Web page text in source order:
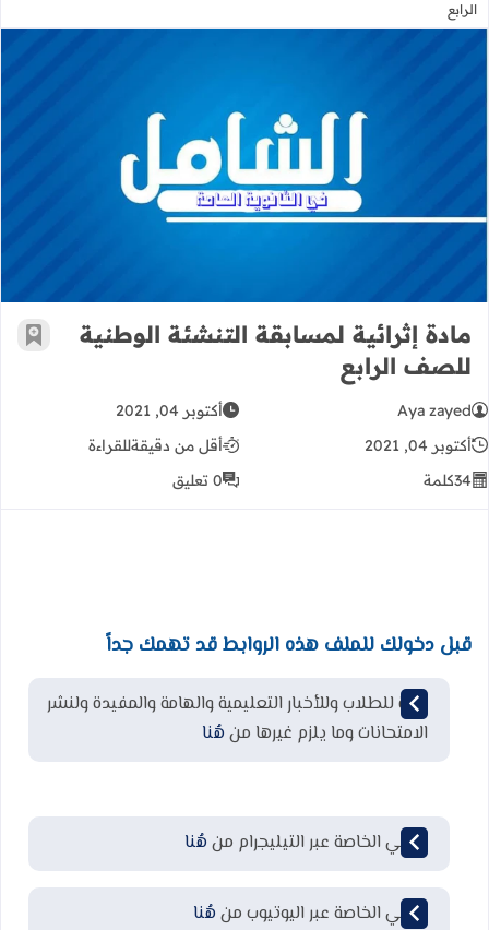
الرابع
مادة إثرائية لمسابقة التنشئة
مادة إثرائية لمسابقة التنشئة الوطنية
للصف الرابع
أضف
Aya zayed
أكتوبر 04, 2021
أكتوبر 04, 2021
أقل من دقيقةللقراءة
34كلمة 0 تعليق
قبل دخولك للملف هذه الروابط قد تهمك جداً
قناة للطلاب وللأخبار التعليمية والهامة والمفيدة ولنشر
الامتحانات وما يلزم غيرها من هُنا
قناتي الخاصة عبر التيليجرام من هُنا
قناتي الخاصة عبر اليوتيوب من هُنا